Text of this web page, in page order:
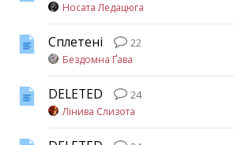
Носата Ледацюга
Сплетені
22
Бездомна Ґава
DELETED
24
Лінива Слизота